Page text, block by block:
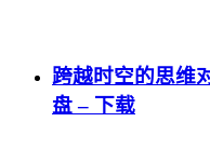
跨越时空的思维
盘 – 下载